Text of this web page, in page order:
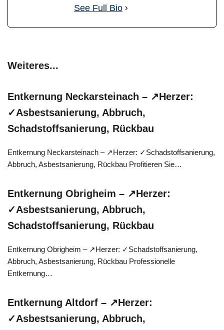
See Full Bio
Weiteres...
Entkernung Neckarsteinach – ↗️Herzer:
✓Asbestsanierung, Abbruch,
Schadstoffsanierung, Rückbau
Entkernung Neckarsteinach – ↗️Herzer: ✓Schadstoffsanierung,
Abbruch, Asbestsanierung, Rückbau Profitieren Sie…
Entkernung Obrigheim – ↗️Herzer:
✓Asbestsanierung, Abbruch,
Schadstoffsanierung, Rückbau
Entkernung Obrigheim – ↗️Herzer: ✓Schadstoffsanierung,
Abbruch, Asbestsanierung, Rückbau Professionelle
Entkernung…
Entkernung Altdorf – ↗️Herzer:
✓Asbestsanierung, Abbruch,